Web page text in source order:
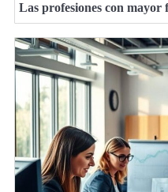
Las profesiones con